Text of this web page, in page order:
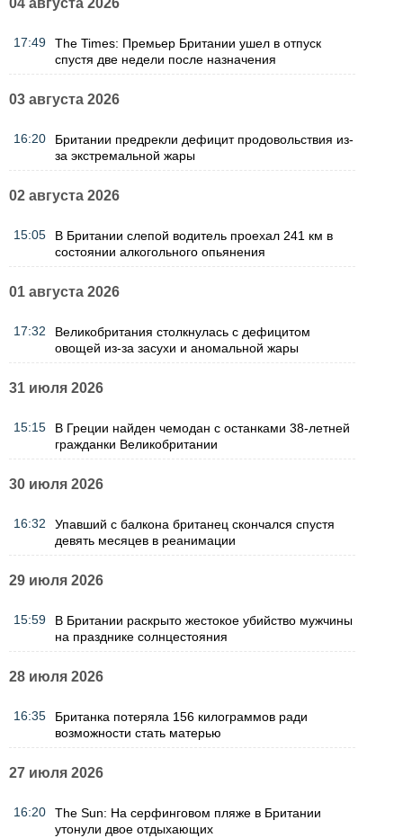
17:49
The Times: Премьер Британии ушел в отпуск
спустя две недели после назначения
03 августа 2026
16:20
Британии предрекли дефицит продовольствия из-
за экстремальной жары
02 августа 2026
15:05
В Британии слепой водитель проехал 241 км в
состоянии алкогольного опьянения
01 августа 2026
17:32
Великобритания столкнулась с дефицитом
овощей из-за засухи и аномальной жары
31 июля 2026
15:15
В Греции найден чемодан с останками 38-летней
гражданки Великобритании
30 июля 2026
16:32
Упавший с балкона британец скончался спустя
девять месяцев в реанимации
29 июля 2026
15:59
В Британии раскрыто жестокое убийство мужчины
на празднике солнцестояния
28 июля 2026
16:35
Британка потеряла 156 килограммов ради
возможности стать матерью
27 июля 2026
16:20
The Sun: На серфинговом пляже в Британии
утонули двое отдыхающих